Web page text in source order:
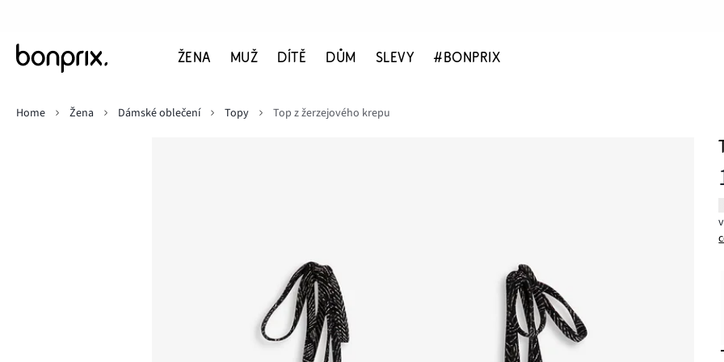
ŽENA MUŽ DÍTĚ DŮM SLEVY #BONPRIX
Home Žena Dámské oblečení Topy Top z žerzejového krepu